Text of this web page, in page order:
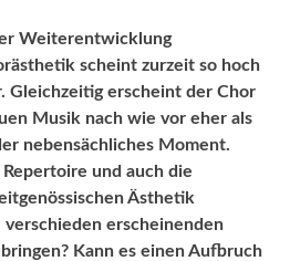
Weiterentwicklung
scheint zurzeit so hoch
Gleichzeitig erscheint der Chor
Musik nach wie vor eher als
nebensächliches Moment.
und auch die
Ästhetik
verschieden erscheinenden
Kann es einen Aufbruch